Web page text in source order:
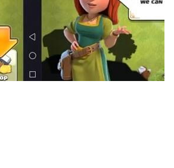
ชีวิตและหายใจในการผจญภัยใน
ปล่อยพลังที่ซ่อนอยู่และควบคุมชะตา
ย!
ารล่าสุด:
าร: